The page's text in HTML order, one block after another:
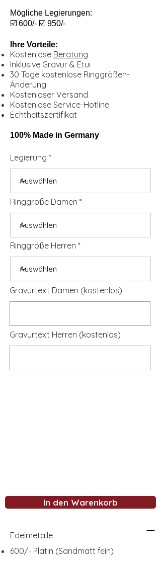
Mögliche Legierungen:
☑️ 600/- ☑️ 950/-
Ihre Vorteile:
Kostenlose Beratung
Inklusive Gravur & Etui
30 Tage kostenlose Ringgrößen-
Änderung
Kostenloser Versand
Kostenlose Service-Hotline
Echtheitszertifikat
100% Made in Germany
Legierung
Ringgröße Damen
Ringgröße Herren
Gravurtext Damen (kostenlos)
Gravurtext Herren (kostenlos)
In den Warenkorb
Edelmetalle
600/- Platin (Sandmatt fein)